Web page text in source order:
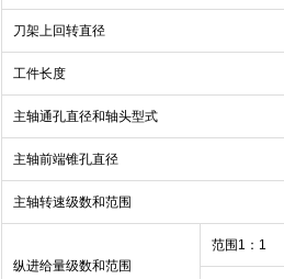
刀架上回转直径
工件长度
主轴通孔直径和轴头型式
主轴前端锥孔直径
主轴转速级数和范围
纵进给量级数和范围
范围 1 ： 1